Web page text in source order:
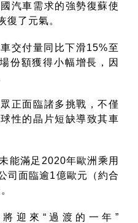
汽車需求的強勢復蘇使
復了元氣。
交付量同比下滑15%至
份額獲得小幅增長，因
正面臨諸多挑戰，不僅
性的晶片短缺導致其車
能滿足 2020年歐洲乘用
司面臨逾1億歐元（約合
迎來“過渡的一年”